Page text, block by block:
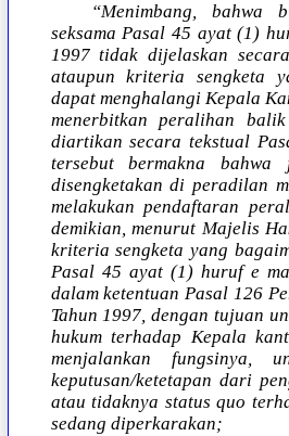
“Menimbang, bahwa
seksama Pasal 45 ayat (1)
1997 tidak dijelaskan
ataupun kriteria sengketa
dapat menghalangi Kepala
menerbitkan peralihan
diartikan secara tekstual
tersebut bermakna
disengketakan di peradilan
melakukan pendaftaran
demikian, menurut Majelis
kriteria sengketa yang
Pasal 45 ayat (1) huruf e
dalam ketentuan Pasal 126
Tahun 1997, dengan tujuan
hukum terhadap Kepala
menjalankan fungsinya,
keputusan/ketetapan dari
atau tidaknya status quo
sedang diperkarakan;